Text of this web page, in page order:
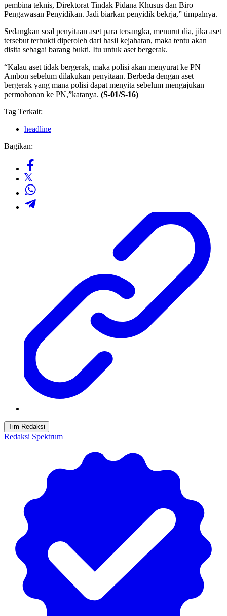
pembina teknis, Direktorat Tindak Pidana Khusus dan Biro
Pengawasan Penyidikan. Jadi biarkan penyidik bekrja,” timpalnya.
Sedangkan soal penyitaan aset para tersangka, menurut dia, jika aset
tersebut terbukti diperoleh dari hasil kejahatan, maka tentu akan
disita sebagai barang bukti. Itu untuk aset bergerak.
“Kalau aset tidak bergerak, maka polisi akan menyurat ke PN
Ambon sebelum dilakukan penyitaan. Berbeda dengan aset
bergerak yang mana polisi dapat menyita sebelum mengajukan
permohonan ke PN,”katanya. (S-01/S-16)
Tag Terkait:
headline
Bagikan:
Tim Redaksi
Redaksi Spektrum